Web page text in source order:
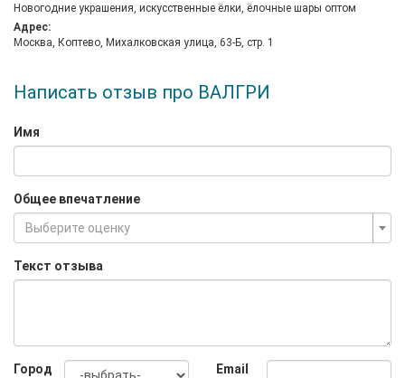
Новогодние украшения, искусственные ёлки, ёлочные шары оптом
Адрес:
Москва, Коптево, Михалковская улица, 63-Б, стр. 1
Написать отзыв про ВАЛГРИ
Имя
Общее впечатление
Выберите оценку
Текст отзыва
Город Email